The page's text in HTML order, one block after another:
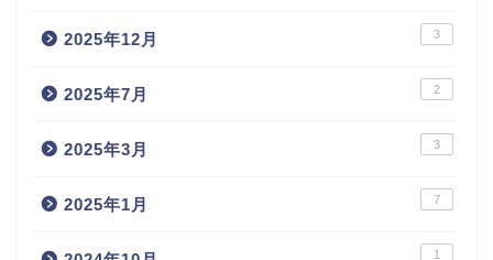
2025年12月 3
2025年7月 2
2025年3月 3
2025年1月 7
1